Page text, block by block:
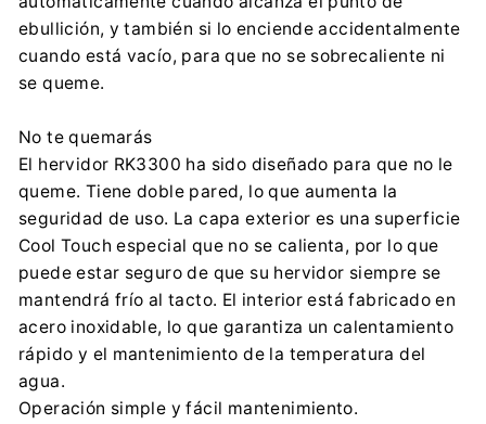
ebullición, y también si lo enciende accidentalmente
cuando está vacío, para que no se sobrecaliente ni
se queme.
No te quemarás
El hervidor RK3300 ha sido diseñado para que no le
queme. Tiene doble pared, lo que aumenta la
seguridad de uso. La capa exterior es una superficie
Cool Touch especial que no se calienta, por lo que
puede estar seguro de que su hervidor siempre se
mantendrá frío al tacto. El interior está fabricado en
acero inoxidable, lo que garantiza un calentamiento
rápido y el mantenimiento de la temperatura del
agua.
Operación simple y fácil mantenimiento.